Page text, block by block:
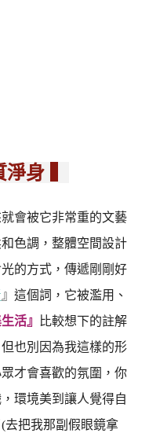
身 ▍
會被它非常重的文藝
色調，整體空間設計
的方式，傳遞剛剛好
』這個詞，它被濫用、
活』
比較想下的註解
但也別因為我這樣的形
才會喜歡的氛圍，你
環境美到讓人覺得自
去把我那副假眼鏡拿